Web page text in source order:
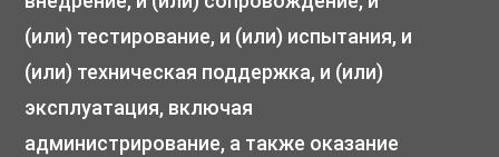
(или) тестирование, и (или) испытания, и
(или) техническая поддержка, и (или)
эксплуатация, включая
администрирование, а также оказание